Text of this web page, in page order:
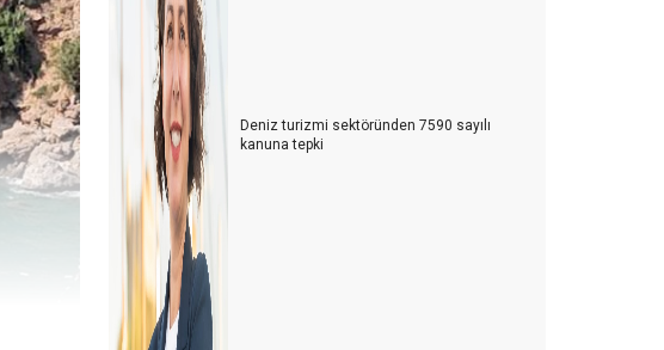
Deniz turizmi sektöründen 7590 sayılı
kanuna tepki